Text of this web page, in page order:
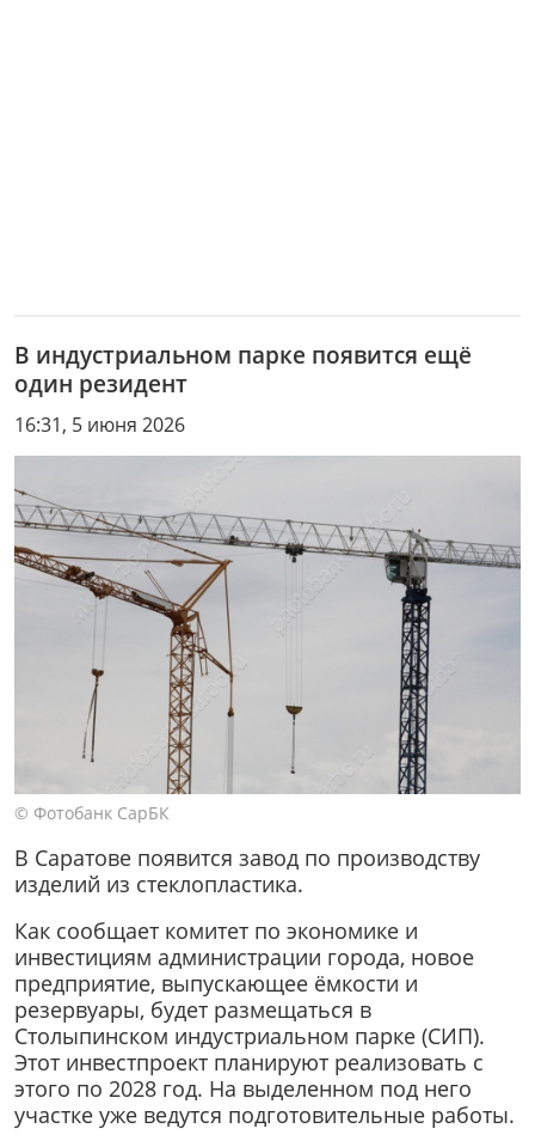
В индустриальном парке появится ещё
один резидент
16:31, 5 июня 2026
© Фотобанк СарБК
В Саратове появится завод по производству
изделий из стеклопластика.
Как сообщает комитет по экономике и
инвестициям администрации города, новое
предприятие, выпускающее ёмкости и
резервуары, будет размещаться в
Столыпинском индустриальном парке (СИП).
Этот инвестпроект планируют реализовать с
этого по 2028 год. На выделенном под него
участке уже ведутся подготовительные работы.